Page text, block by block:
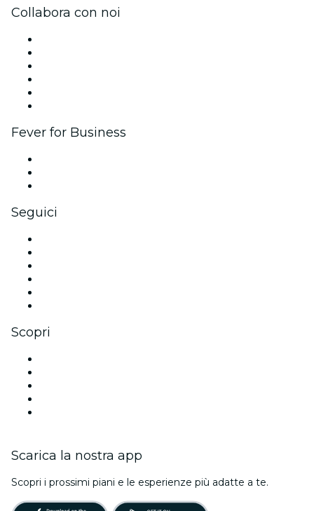
Collabora con noi
Fever for Business
Seguici
Scopri
Scarica la nostra app
Scopri i prossimi piani e le esperienze più adatte a te.